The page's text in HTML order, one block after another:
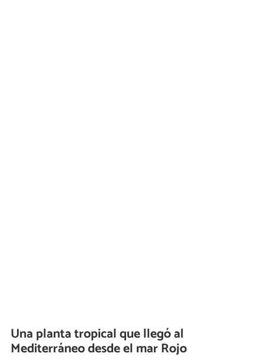
Una planta tropical que llegó al
Mediterráneo desde el mar Rojo